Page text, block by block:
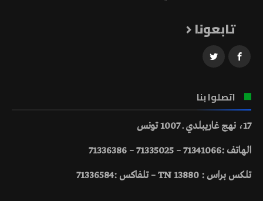
تابعونا
اتصلوا بنا
17، نهج غاريبلدي ـ 1007 تونس
الهاتف :71341066 – 71335025 – 71336386
تلكس براس : 13880 TN – تلفاكس :71336584